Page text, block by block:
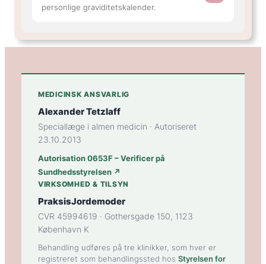
personlige graviditetskalender.
MEDICINSK ANSVARLIG
Alexander Tetzlaff
Speciallæge i almen medicin · Autoriseret
23.10.2013
Autorisation 0653F – Verificer på
Sundhedsstyrelsen ↗
VIRKSOMHED & TILSYN
PraksisJordemoder
CVR 45994619 · Gothersgade 150, 1123
København K
Behandling udføres på tre klinikker, som hver er
registreret som behandlingssted hos Styrelsen for